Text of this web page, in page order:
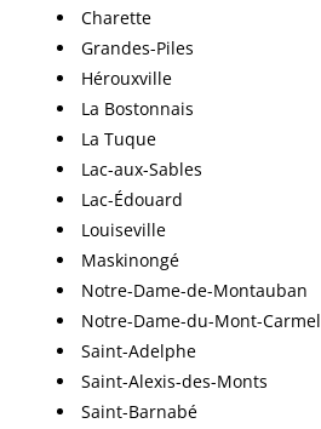
Charette
Grandes-Piles
Hérouxville
La Bostonnais
La Tuque
Lac-aux-Sables
Lac-Édouard
Louiseville
Maskinongé
Notre-Dame-de-Montauban
Notre-Dame-du-Mont-Carmel
Saint-Adelphe
Saint-Alexis-des-Monts
Saint-Barnabé